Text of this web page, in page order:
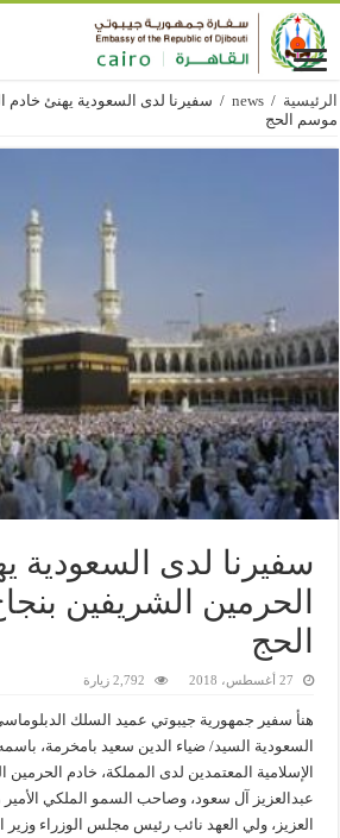
الرئيسية /
news
/ سفيرنا لدى السعودية يهنئ خادم
موسم الحج
سفيرنا لدى السعودية
الحرمين الشريفين
الحج
27 أغسطس، 2018 2,792 زيارة
هنأ سفير جمهورية جيبوتي عميد السلك
السعودية السيد/ ضياء الدين سعيد بامخرمة،
الإسلامية المعتمدين لدى المملكة، خادم
عبدالعزيز آل سعود، وصاحب السمو الملكي
العزيز، ولي العهد نائب رئيس مجلس الوزراء وزير